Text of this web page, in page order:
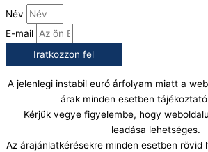
Név
E-mail
Iratkozzon fel
A jelenlegi instabil euró árfolyam miatt a
árak minden esetben
Kérjük vegye figyelembe, hogy
leadása lehetséges.
Az árajánlatkérésekre minden esetben rövid